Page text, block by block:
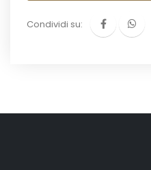
Condividi su: